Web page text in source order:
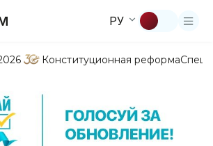
РУ
Конституционная реформа